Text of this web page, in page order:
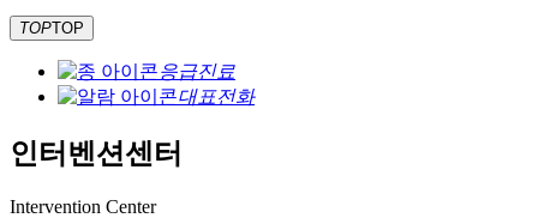
TOPTOP
응급진료
대표전화
인터벤션센터
Intervention Center